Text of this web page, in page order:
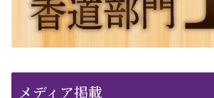
メディア掲載